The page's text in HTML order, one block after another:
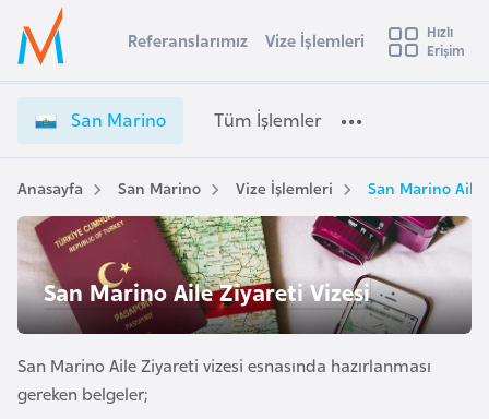
Ülke Seçimi
Başvuru yapmak istediğiniz ülkeyi seçin
Üye
Girişi
a
M
a
i
n
o
V
i
z
e
İ
e
t
ş
i
Referanslarımız Vize İşlemleri
Hızlı
Erişim
San Marino Tüm İşlemler
Anasayfa San Marino Vize İşlemleri San Marino Aile
San Marino Aile Ziyareti Vizesi
San Marino Aile Ziyareti vizesi esnasında hazırlanması
gereken belgeler;
s
t
r
a
A
v
u